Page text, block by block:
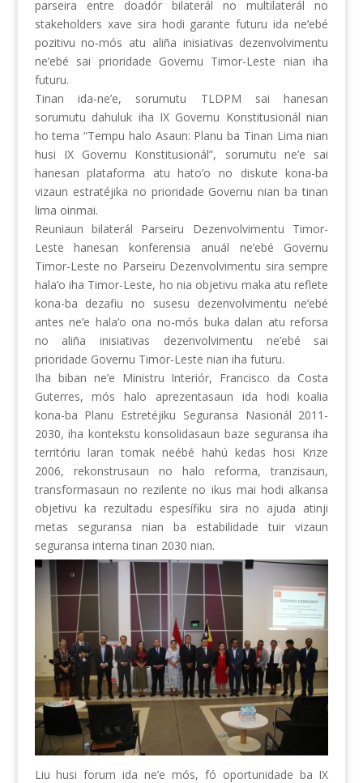
parseira entre doadór bilaterál no multilaterál no
stakeholders xave sira hodi garante futuru ida ne’ebé
pozitivu no-mós atu aliña inisiativas dezenvolvimentu
ne’ebé sai prioridade Governu Timor-Leste nian iha
futuru.
Tinan ida-ne’e, sorumutu TLDPM sai hanesan
sorumutu dahuluk iha IX Governu Konstitusionál nian
ho tema “Tempu halo Asaun: Planu ba Tinan Lima nian
husi IX Governu Konstitusionál”, sorumutu ne’e sai
hanesan plataforma atu hato’o no diskute kona-ba
vizaun estratéjika no prioridade Governu nian ba tinan
lima oinmai.
Reuniaun bilaterál Parseiru Dezenvolvimentu Timor-
Leste hanesan konferensia anuál ne’ebé Governu
Timor-Leste no Parseiru Dezenvolvimentu sira sempre
hala’o iha Timor-Leste, ho nia objetivu maka atu reflete
kona-ba dezafiu no susesu dezenvolvimentu ne’ebé
antes ne’e hala’o ona no-mós buka dalan atu reforsa
no aliña inisiativas dezenvolvimentu ne’ebé sai
prioridade Governu Timor-Leste nian iha futuru.
Iha biban ne’e Ministru Interiór, Francisco da Costa
Guterres, mós halo aprezentasaun ida hodi koalia
kona-ba Planu Estretéjiku Seguransa Nasionál 2011-
2030, iha kontekstu konsolidasaun baze seguransa iha
territóriu laran tomak neébé hahú kedas hosi Krize
2006, rekonstrusaun no halo reforma, tranzisaun,
transformasaun no rezilente no ikus mai hodi alkansa
objetivu ka rezultadu espesífiku sira no ajuda atinji
metas seguransa nian ba estabilidade tuir vizaun
seguransa interna tinan 2030 nian.
Liu husi forum ida ne’e mós, fó oportunidade ba IX